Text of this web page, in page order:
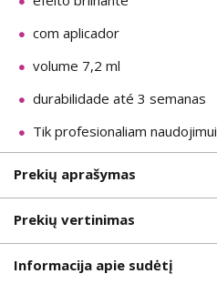
com aplicador
volume 7,2 ml
durabilidade até 3 semanas
Tik profesionaliam naudojimui
Prekių aprašymas
Prekių vertinimas
Informacija apie sudėtį